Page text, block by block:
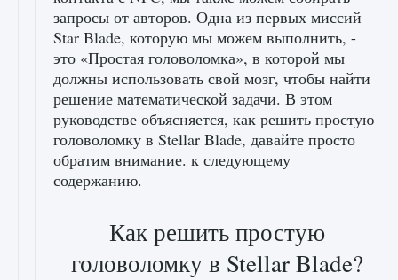
запросы от авторов. Одна из первых миссий
Star Blade, которую мы можем выполнить, -
это «Простая головоломка», в которой мы
должны использовать свой мозг, чтобы найти
решение математической задачи. В этом
руководстве объясняется, как решить простую
головоломку в Stellar Blade, давайте просто
обратим внимание. к следующему
содержанию.
Как решить простую
головоломку в Stellar Blade?